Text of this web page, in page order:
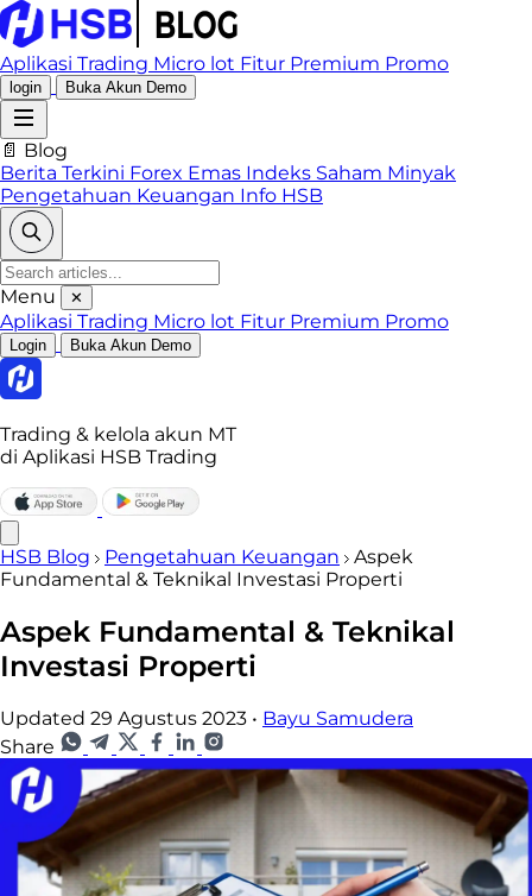
Aplikasi Trading Micro lot Fitur Premium Promo
login Buka Akun Demo
📄 Blog
Berita Terkini Forex Emas Indeks Saham Minyak
Pengetahuan Keuangan Info HSB
Menu ✕
Aplikasi Trading Micro lot Fitur Premium Promo
Login Buka Akun Demo
Trading & kelola akun MT
di Aplikasi HSB Trading
HSB Blog Pengetahuan Keuangan
Aspek
Fundamental & Teknikal Investasi Properti
Aspek Fundamental & Teknikal
Investasi Properti
Updated 29 Agustus 2023 • Bayu Samudera
Share